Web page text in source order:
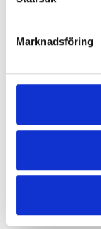
Marknadsföring
Fixlock
Art nr. 30102